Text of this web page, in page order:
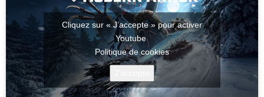
Cliquez sur « J’accepte » pour activer
Youtube
Politique de cookies